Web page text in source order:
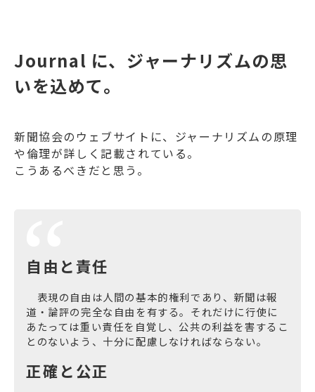
Journal に、ジャーナリズムの思
いを込めて。
新聞協会のウェブサイトに、ジャーナリズムの原理
や倫理が詳しく記載されている。
こうあるべきだと思う。
自由と責任
表現の自由は人間の基本的権利であり、新聞は報
道・論評の完全な自由を有する。それだけに行使に
あたっては重い責任を自覚し、公共の利益を害するこ
とのないよう、十分に配慮しなければならない。
正確と公正